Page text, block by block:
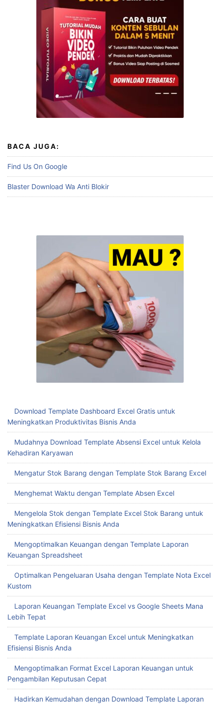
BACA JUGA:
Find Us On Google
Blaster Download Wa Anti Blokir
Download Template Dashboard Excel Gratis untuk
Meningkatkan Produktivitas Bisnis Anda
Mudahnya Download Template Absensi Excel untuk Kelola
Kehadiran Karyawan
Mengatur Stok Barang dengan Template Stok Barang Excel
Menghemat Waktu dengan Template Absen Excel
Mengelola Stok dengan Template Excel Stok Barang untuk
Meningkatkan Efisiensi Bisnis Anda
Mengoptimalkan Keuangan dengan Template Laporan
Keuangan Spreadsheet
Optimalkan Pengeluaran Usaha dengan Template Nota Excel
Kustom
Laporan Keuangan Template Excel vs Google Sheets Mana
Lebih Tepat
Template Laporan Keuangan Excel untuk Meningkatkan
Efisiensi Bisnis Anda
Mengoptimalkan Format Excel Laporan Keuangan untuk
Pengambilan Keputusan Cepat
Hadirkan Kemudahan dengan Download Template Laporan